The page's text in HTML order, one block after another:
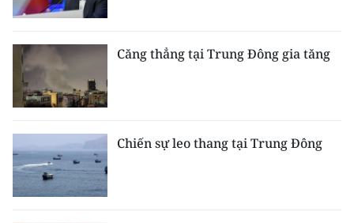
Căng thẳng tại Trung Đông gia tăng
Chiến sự leo thang tại Trung Đông